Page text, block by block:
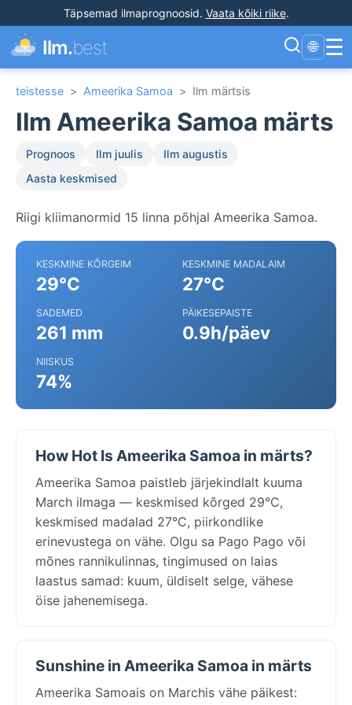
Täpsemad ilmaprognoosid. Vaata kõiki riike.
Ilm.best 🌐 ☰
teistesse > Ameerika Samoa > Ilm märtsis
Ilm Ameerika Samoa märts
Prognoos Ilm juulis
Ilm augustis
Aasta keskmised
Riigi kliimanormid 15 linna põhjal Ameerika Samoa.
KESKMINE KÕRGEIM
29°C
KESKMINE MADALAIM
27°C
SADEMED
261 mm
PÄIKESEPAISTE
0.9h/päev
NIISKUS
74%
How Hot Is Ameerika Samoa in märts?
Ameerika Samoa paistleb järjekindlalt kuuma
March ilmaga — keskmised kõrged 29°C,
keskmised madalad 27°C, piirkondlike
erinevustega on vähe. Olgu sa Pago Pago või
mõnes rannikulinnas, tingimused on laias
laastus samad: kuum, üldiselt selge, vähese
öise jahenemisega.
Sunshine in Ameerika Samoa in märts
Ameerika Samoais on Marchis vähe päikest: